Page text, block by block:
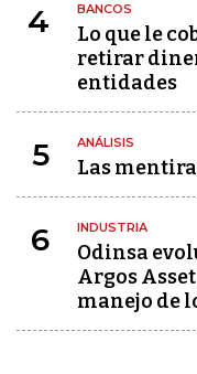
4 BANCOS
Lo que le
retirar
entidades
5 ANÁLISIS
Las
6 INDUSTRIA
Odinsa
Argos
manejo de